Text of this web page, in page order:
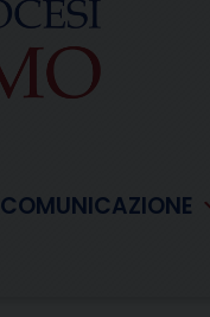
COMUNICAZIONE